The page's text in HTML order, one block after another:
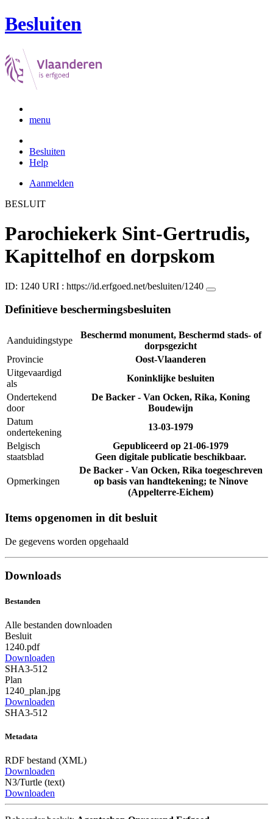
Besluiten
menu
Besluiten
Help
Aanmelden
BESLUIT
Parochiekerk Sint-Gertrudis,
Kapittelhof en dorpskom
ID: 1240 URI : https://id.erfgoed.net/besluiten/1240
Definitieve beschermingsbesluiten
Aanduidingstype
Beschermd monument, Beschermd stads- of
dorpsgezicht
Provincie
Oost-Vlaanderen
Uitgevaardigd
als
Koninklijke besluiten
Ondertekend
door
De Backer - Van Ocken, Rika, Koning
Boudewijn
Datum
ondertekening
13-03-1979
Belgisch
staatsblad
Gepubliceerd op 21-06-1979
Geen digitale publicatie beschikbaar.
Opmerkingen
De Backer - Van Ocken, Rika toegeschreven
op basis van handtekening; te Ninove
(Appelterre-Eichem)
Items opgenomen in dit besluit
De gegevens worden opgehaald
Downloads
Bestanden
Alle bestanden downloaden
Besluit
1240.pdf
Downloaden
SHA3-512
Plan
1240_plan.jpg
Downloaden
SHA3-512
Metadata
RDF bestand (XML)
Downloaden
N3/Turtle (text)
Downloaden